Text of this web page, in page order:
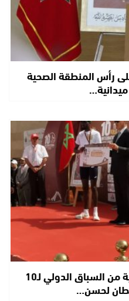
رأس المنطقة الصحية
الدشيرة تحتضن النسخة الثانية من السباق الدولي لـ10
لحسن…